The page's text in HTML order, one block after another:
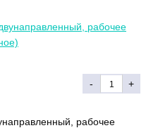
- +
рабочее